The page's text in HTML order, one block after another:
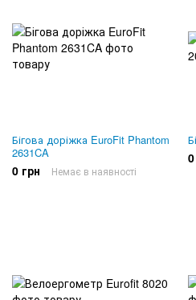
Бігова доріжка EuroFit Phantom
2631CA
0 грн Немає в наявності